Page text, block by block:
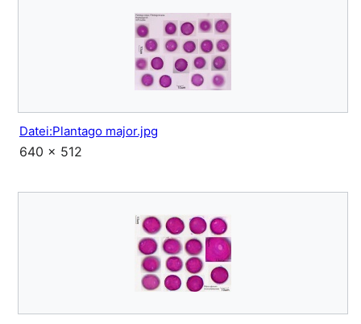
Datei:Plantago major.jpg
640 × 512